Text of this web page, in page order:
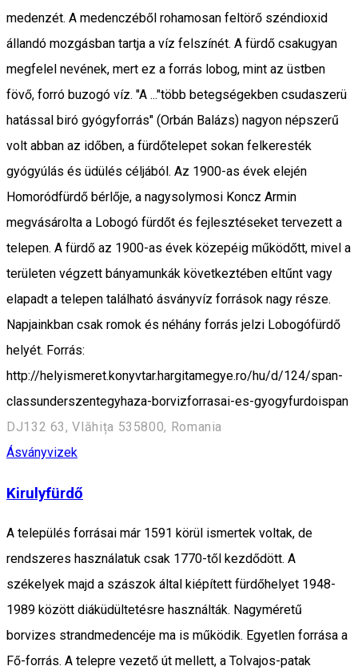
medenzét. A medenczéből rohamosan feltörő széndioxid
állandó mozgásban tartja a víz felszínét. A fürdő csakugyan
megfelel nevének, mert ez a forrás lobog, mint az üstben
fövő, forró buzogó víz. "A ..."több betegségekben csudaszerü
hatással biró gyógyforrás" (Orbán Balázs) nagyon népszerű
volt abban az időben, a fürdőtelepet sokan felkeresték
gyógyúlás és üdülés céljából. Az 1900-as évek elején
Homoródfürdő bérlője, a nagysolymosi Koncz Armin
megvásárolta a Lobogó fürdőt és fejlesztéseket tervezett a
telepen. A fürdő az 1900-as évek közepéig működőtt, mivel a
területen végzett bányamunkák következtében eltűnt vagy
elapadt a telepen található ásványvíz források nagy része.
Napjainkban csak romok és néhány forrás jelzi Lobogófürdő
helyét. Forrás:
http://helyismeret.konyvtar.hargitamegye.ro/hu/d/124/span-
classunderszentegyhaza-borvizforrasai-es-gyogyfurdoispan
DJ132 63, Vlăhița 535800, Romania
Ásványvizek
Kirulyfürdő
A település forrásai már 1591 körül ismertek voltak, de
rendszeres használatuk csak 1770-től kezdődött. A
székelyek majd a szászok által kiépített fürdőhelyet 1948-
1989 között diáküdültetésre használták. Nagyméretű
borvizes strandmedencéje ma is működik. Egyetlen forrása a
Fő-forrás. A telepre vezető út mellett, a Tolvajos-patak